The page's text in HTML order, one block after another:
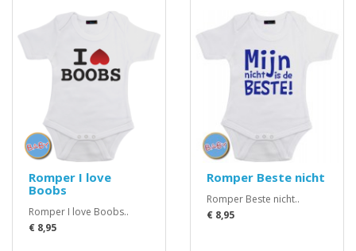
Romper I love
Boobs
Romper I love Boobs..
€ 8,95
Romper Beste nicht
Romper Beste nicht..
€ 8,95